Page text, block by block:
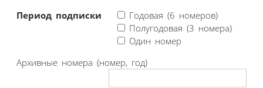
Период подписки
Годовая (6 номеров)
Полугодовая (3 номера)
Один номер
Архивные номера (номер, год)